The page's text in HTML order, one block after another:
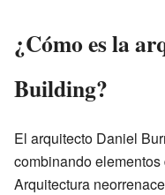
¿Cómo es la
Building?
El arquitecto Daniel
combinando
Arquitectura